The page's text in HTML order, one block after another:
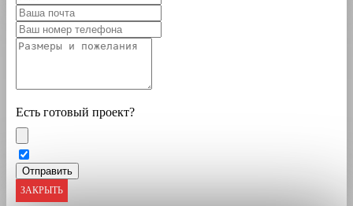
Есть готовый проект?
ЗАКРЫТЬ